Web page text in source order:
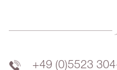
+49 (0)5523